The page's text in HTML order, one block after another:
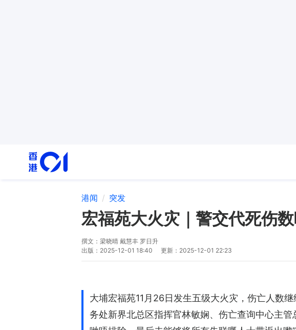
港闻 突发
宏福苑大火灾｜警交代死伤
撰文： 梁晓晴 戴慧丰 罗日升
出版： 2025-12-01 18:40 更新： 2025-12-01 22:23
大埔宏福苑11月26日发生五级大火灾，伤亡人数
务处新界北总区指挥官林敏娴、伤亡查询中心主